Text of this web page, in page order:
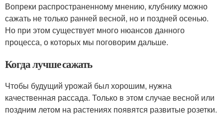
Вопреки распространенному мнению, клубнику можно
сажать не только ранней весной, но и поздней осенью.
Но при этом существует много нюансов данного
процесса, о которых мы поговорим дальше.
Когда лучше сажать
Чтобы будущий урожай был хорошим, нужна
качественная рассада. Только в этом случае весной или
поздним летом на растениях появятся развитые розетки.